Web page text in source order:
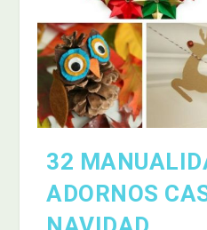
32
ADORNOS